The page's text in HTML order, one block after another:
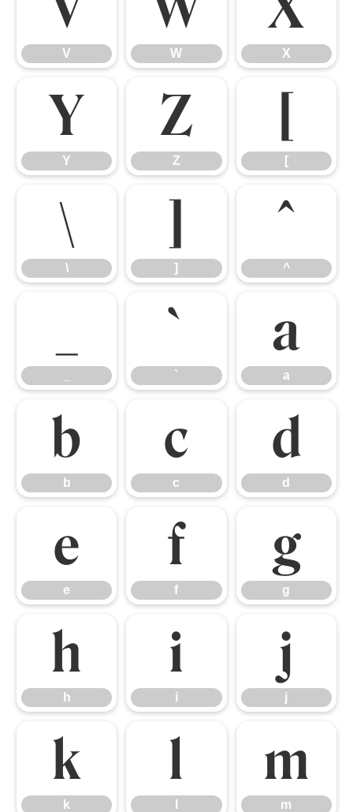
V W X
Y
Y
Z
Z [
\
\ ]
^
^
`
`
a
a
b
b
c
c
d
d
e
e
f
f
g
g
h
h
i
i
j
j
k
k
l m
m